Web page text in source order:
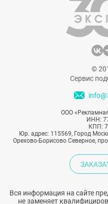
©
Сервис
ООО
ИНН:
КПП:
Юр. адрес: 115569, Город
Орехово-Борисово Северное,
Вся информация на сайте
не заменяет